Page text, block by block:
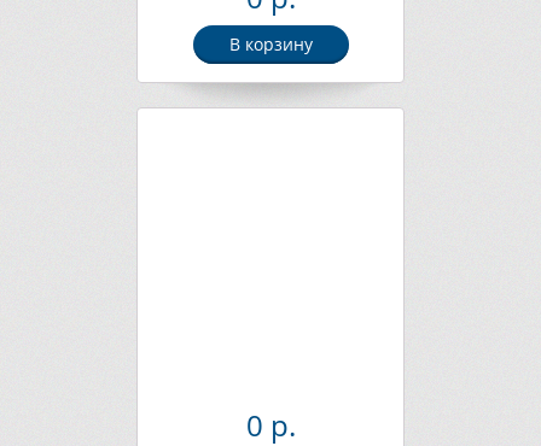
В корзину
0 р.